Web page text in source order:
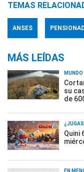
TEMAS
ANSES
MÁS LEÍDAS
MUNDO
su
de
Quini
EN